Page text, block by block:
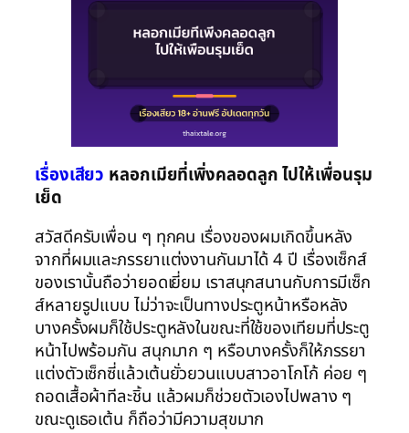
เรื่องเสียว หลอกเมียที่เพิ่งคลอดลูก ไปให้เพื่อนรุม
เย็ด
สวัสดีครับเพื่อน ๆ ทุกคน เรื่องของผมเกิดขึ้นหลัง
จากที่ผมและภรรยาแต่งงานกันมาได้ 4 ปี เรื่องเซ็กส์
ของเรานั้นถือว่ายอดเยี่ยม เราสนุกสนานกับการมีเซ็ก
ส์หลายรูปแบบ ไม่ว่าจะเป็นทางประตูหน้าหรือหลัง
บางครั้งผมก็ใช้ประตูหลังในขณะที่ใช้ของเทียมที่ประตู
หน้าไปพร้อมกัน สนุกมาก ๆ หรือบางครั้งก็ให้ภรรยา
แต่งตัวเซ็กซี่แล้วเต้นยั่วยวนแบบสาวอาโกโก้ ค่อย ๆ
ถอดเสื้อผ้าทีละชิ้น แล้วผมก็ช่วยตัวเองไปพลาง ๆ
ขณะดูเธอเต้น ก็ถือว่ามีความสุขมาก